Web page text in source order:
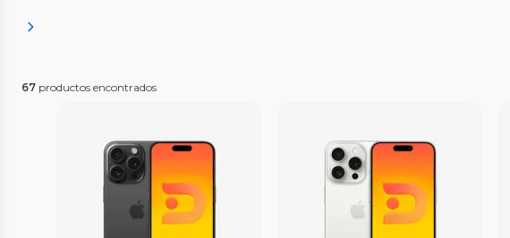
67 productos encontrados
Vista Previa Vista Previa